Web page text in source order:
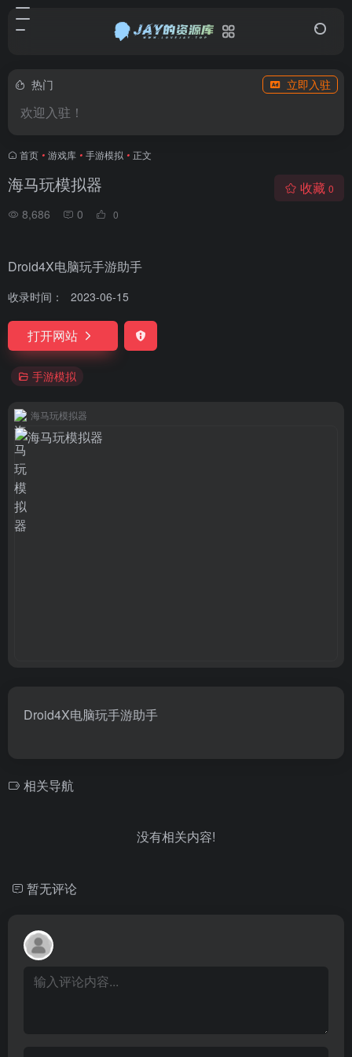
热门 立即入驻
欢迎入驻！
首页 • 游戏库 • 手游模拟 • 正文
海马玩模拟器
8,686 0 0
收藏 0
Droid4X电脑玩手游助手
收录时间： 2023-06-15
打开网站
手游模拟
海马玩模拟器
Droid4X电脑玩手游助手
相关导航
没有相关内容!
暂无评论